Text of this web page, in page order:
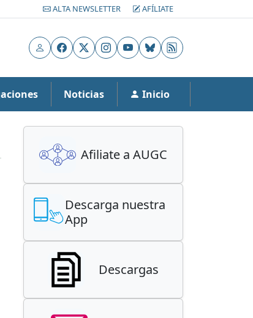
ALTA NEWSLETTER AFÍLIATE
UsuarioFacebook
X Instagram
YouTubeBluesky
RSS
Noticias Inicio
Afiliate a AUGC
Descarga nuestra
App
Descargas